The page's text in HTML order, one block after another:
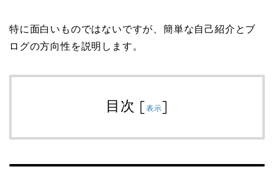
特に面白いものではないですが、簡単な自己紹介とブ
ログの方向性を説明します。
目次 [表示]